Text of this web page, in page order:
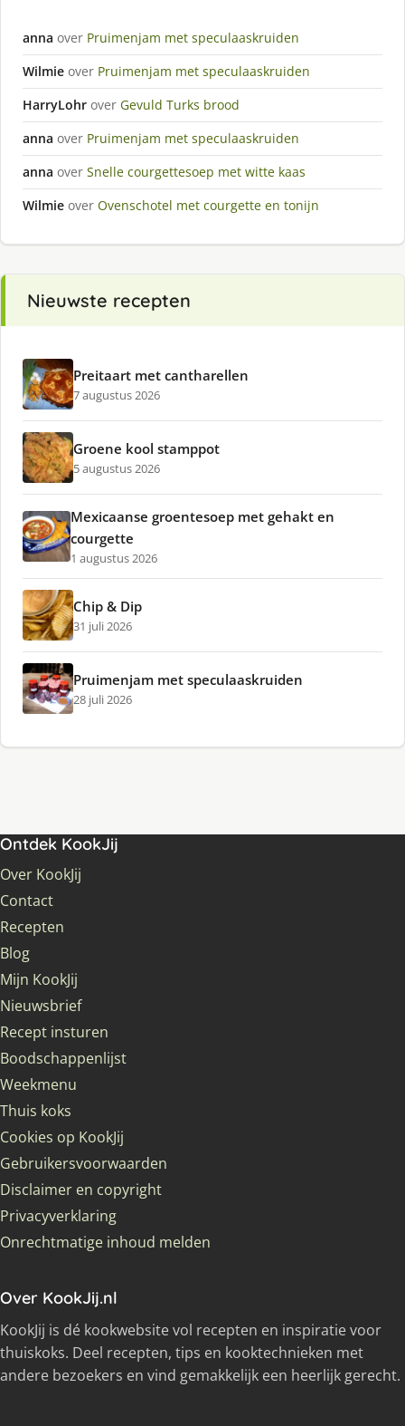
anna over Pruimenjam met speculaaskruiden
Wilmie over Pruimenjam met speculaaskruiden
HarryLohr over Gevuld Turks brood
anna over Pruimenjam met speculaaskruiden
anna over Snelle courgettesoep met witte kaas
Wilmie over Ovenschotel met courgette en tonijn
Nieuwste recepten
Preitaart met cantharellen
7 augustus 2026
Groene kool stamppot
5 augustus 2026
Mexicaanse groentesoep met gehakt en
courgette
1 augustus 2026
Chip & Dip
31 juli 2026
Pruimenjam met speculaaskruiden
28 juli 2026
Ontdek KookJij
Over KookJij
Contact
Recepten
Blog
Mijn KookJij
Nieuwsbrief
Recept insturen
Boodschappenlijst
Weekmenu
Thuis koks
Cookies op KookJij
Gebruikersvoorwaarden
Disclaimer en copyright
Privacyverklaring
Onrechtmatige inhoud melden
Over KookJij.nl
KookJij is dé kookwebsite vol recepten en inspiratie voor
thuiskoks. Deel recepten, tips en kooktechnieken met
andere bezoekers en vind gemakkelijk een heerlijk gerecht.